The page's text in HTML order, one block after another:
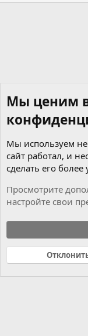
Cookies
Связь с нами
Политика
Мы ценим
Мы используем
сайт работал, и
сделать его
Просмотрите
настройте свои